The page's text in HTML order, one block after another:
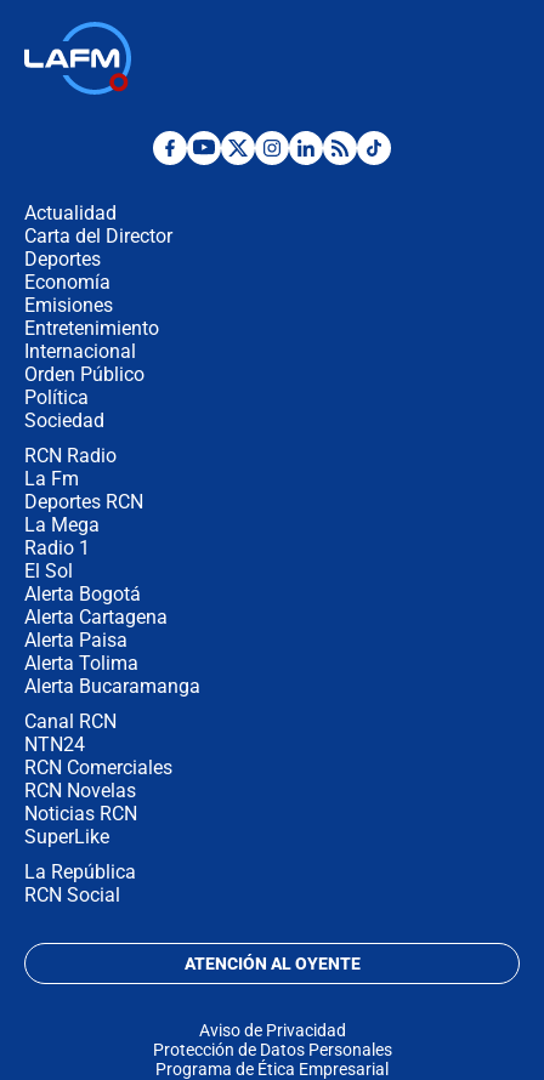
Posesión de Abelardo De La Espriella
Actualidad
Carta del Director
Deportes
Economía
Emisiones
Entretenimiento
Internacional
Orden Público
Política
Sociedad
RCN Radio
La Fm
Deportes RCN
La Mega
Radio 1
El Sol
Alerta Bogotá
Alerta Cartagena
Alerta Paisa
Alerta Tolima
Alerta Bucaramanga
Canal RCN
NTN24
RCN Comerciales
RCN Novelas
Noticias RCN
SuperLike
La República
RCN Social
ATENCIÓN AL OYENTE
Aviso de Privacidad
Protección de Datos Personales
Programa de Ética Empresarial